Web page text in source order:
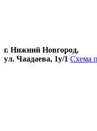
г. Нижний Новгород,
ул. Чаадаева, 1у/1 Схема